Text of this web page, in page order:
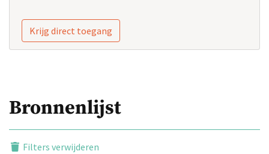
Krijg direct toegang
Bronnenlijst
Filters verwijderen